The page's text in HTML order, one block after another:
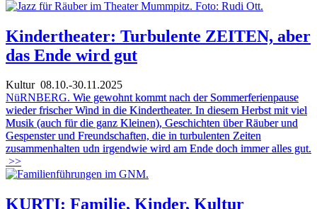
Kindertheater: Turbulente ZEITEN, aber
das Ende wird gut
Kultur08.10.-30.11.2025
NüRNBERG. Wie gewohnt kommt nach der Sommerferienpause
wieder frischer Wind in die Kindertheater. In diesem Herbst mit viel
Musik (auch für die ganz Kleinen), Geschichten über Räuber und
Gespenster und Freundschaften, die in turbulenten Zeiten
zusammenhalten udn irgendwie wird am Ende doch immer alles gut.
>>
KURTI: Familie, Kinder, Kultur